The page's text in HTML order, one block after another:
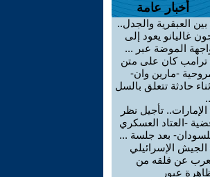
أخبار عامة
بين العبقرية والجدل..
غاليانو يعود إلى
الموضة عبر ...
ترامب كان على متن
-مارين وان-
حادثة تتعلق بالسل
الإمارات.. تأجيل نظر
-العتاد العسكري
بعد جلسة ...
الجيش الإسرائيلي
عن قلقه من
عبور